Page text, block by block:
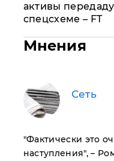
активы
спецсхеме – FT
Мнения
Сеть
​"Фактически это
наступления", –